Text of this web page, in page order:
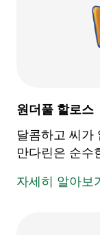
원더풀 할로스
달콤하고 씨가
만다린은 순수
자세히 알아보